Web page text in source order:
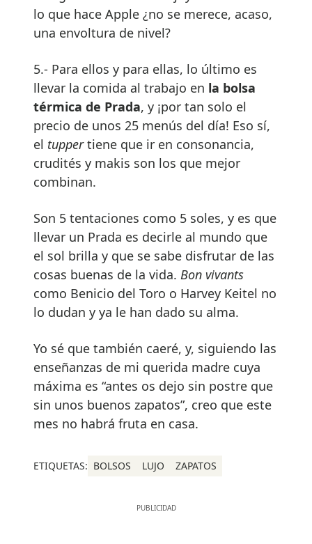
lo que hace Apple ¿no se merece, acaso,
una envoltura de nivel?
5.- Para ellos y para ellas, lo último es
llevar la comida al trabajo en la bolsa
térmica de Prada, y ¡por tan solo el
precio de unos 25 menús del día! Eso sí,
el tuppertiene que ir en consonancia,
crudités y makis son los que mejor
combinan.
Son 5 tentaciones como 5 soles, y es que
llevar un Prada es decirle al mundo que
el sol brilla y que se sabe disfrutar de las
cosas buenas de la vida. Bon vivants
como Benicio del Toro o Harvey Keitel no
lo dudan y ya le han dado su alma.
Yo sé que también caeré, y, siguiendo las
enseñanzas de mi querida madre cuya
máxima es “antes os dejo sin postre que
sin unos buenos zapatos”, creo que este
mes no habrá fruta en casa.
ETIQUETAS: BOLSOS LUJO ZAPATOS